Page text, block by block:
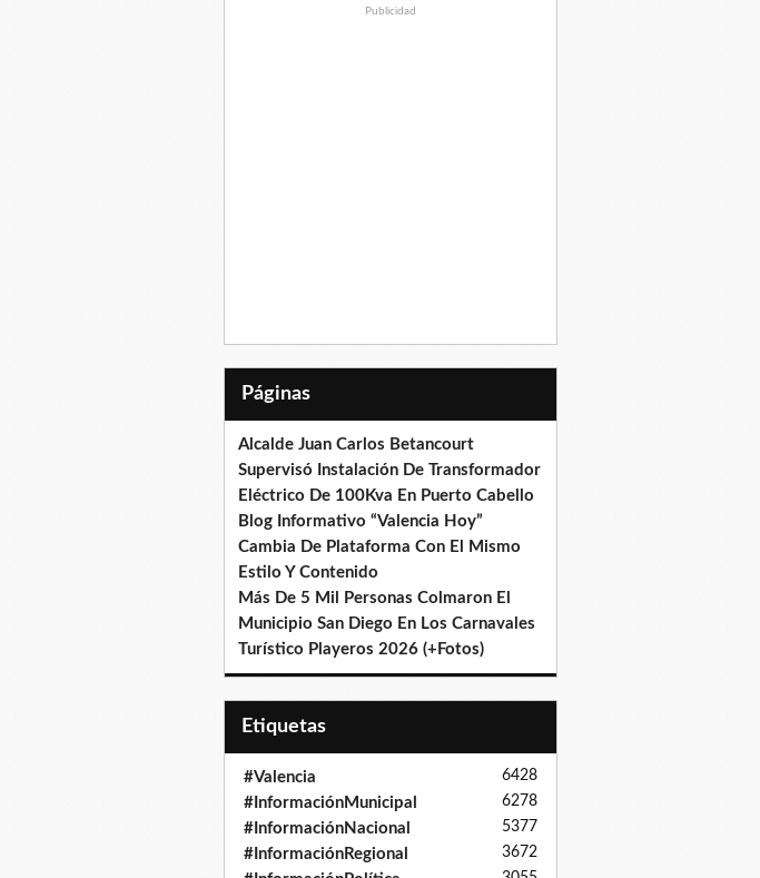
Publicidad
Páginas
Alcalde Juan Carlos Betancourt
Supervisó Instalación De Transformador
Eléctrico De 100Kva En Puerto Cabello
Blog Informativo “Valencia Hoy”
Cambia De Plataforma Con El Mismo
Estilo Y Contenido
Más De 5 Mil Personas Colmaron El
Municipio San Diego En Los Carnavales
Turístico Playeros 2026 (+Fotos)
Etiquetas
#Valencia 6428
#InformaciónMunicipal 6278
#InformaciónNacional 5377
#InformaciónRegional 3672